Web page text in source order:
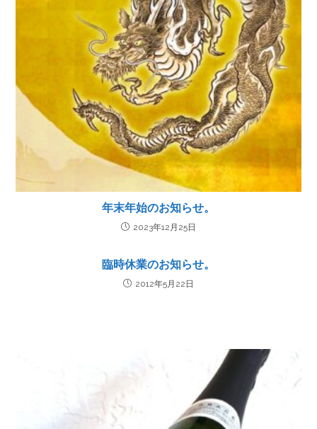
年末年始のお知らせ。
2023年12月25日
臨時休業のお知らせ。
2012年5月22日